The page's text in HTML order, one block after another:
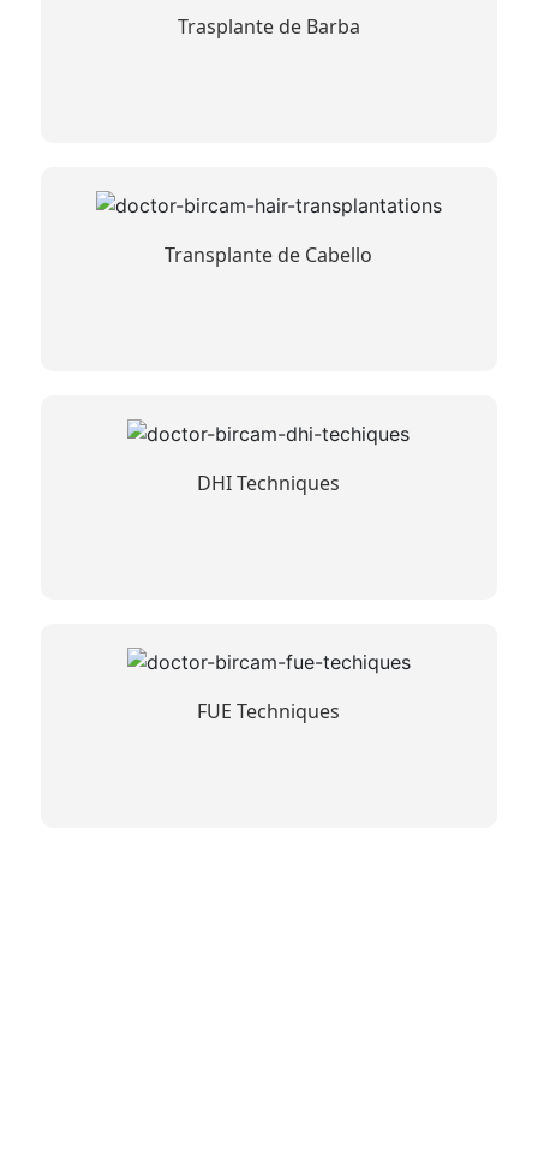
Trasplante de Barba
Transplante de Cabello
DHI Techniques
FUE Techniques